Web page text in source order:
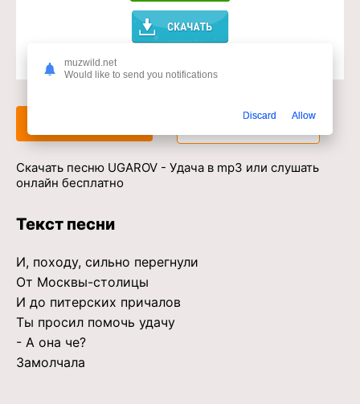
Доступ к музыкальному сервису
Скачать
Скачать песню UGAROV - Удача в mp3 или слушать
онлайн бесплатно
Текст песни
И, походу, сильно перегнули
От Москвы-столицы
И до питерских причалов
Ты просил помочь удачу
- А она че?
Замолчала
muzwild.net
Would like to send you notifications
Discard Allow